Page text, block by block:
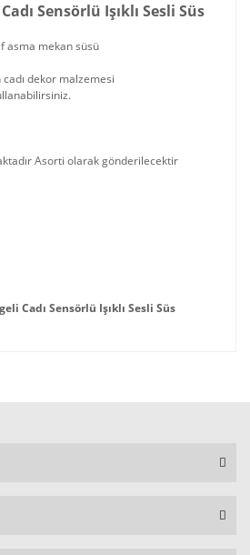
Sensörlü Işıklı Sesli Süs
asma mekan süsü
dekor malzemesi
Asorti olarak gönderilecektir
Cadı Sensörlü Işıklı Sesli Süs